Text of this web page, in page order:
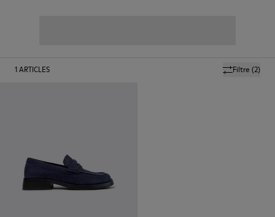
Filtre (2)
1ARTICLES